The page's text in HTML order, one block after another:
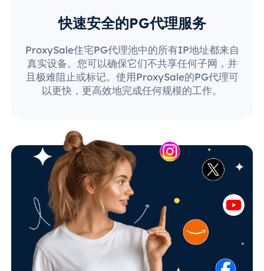
快速安全的PG代理服务
ProxySale住宅PG代理池中的所有IP地址都来自
真实设备。您可以确保它们不共享任何子网，并
且极难阻止或标记。使用ProxySale的PG代理可
以更快，更高效地完成任何规模的工作。